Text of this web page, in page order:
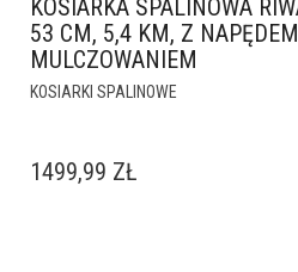
KOSIARKA SPALINOWA
53 CM, 5,4 KM, Z
MULCZOWANIEM
KOSIARKI SPALINOWE
1499,99 ZŁ